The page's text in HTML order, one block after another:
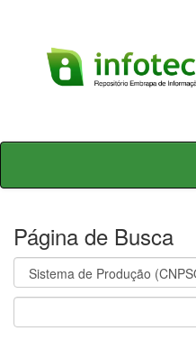
Skip
Página de Busca